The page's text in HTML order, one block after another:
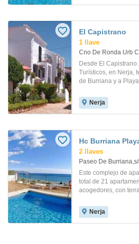
El Capistrano
1 llave
Desde El
Turísticos, en Nerja,
de Burriana y a
Nerja
Hc Burriana
2 llaves
Paseo De
Este complejo de
total de 21
acogedores, con
Nerja